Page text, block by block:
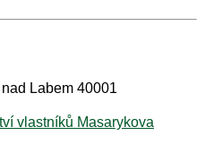
Labem 40001
vlastníků Masarykova